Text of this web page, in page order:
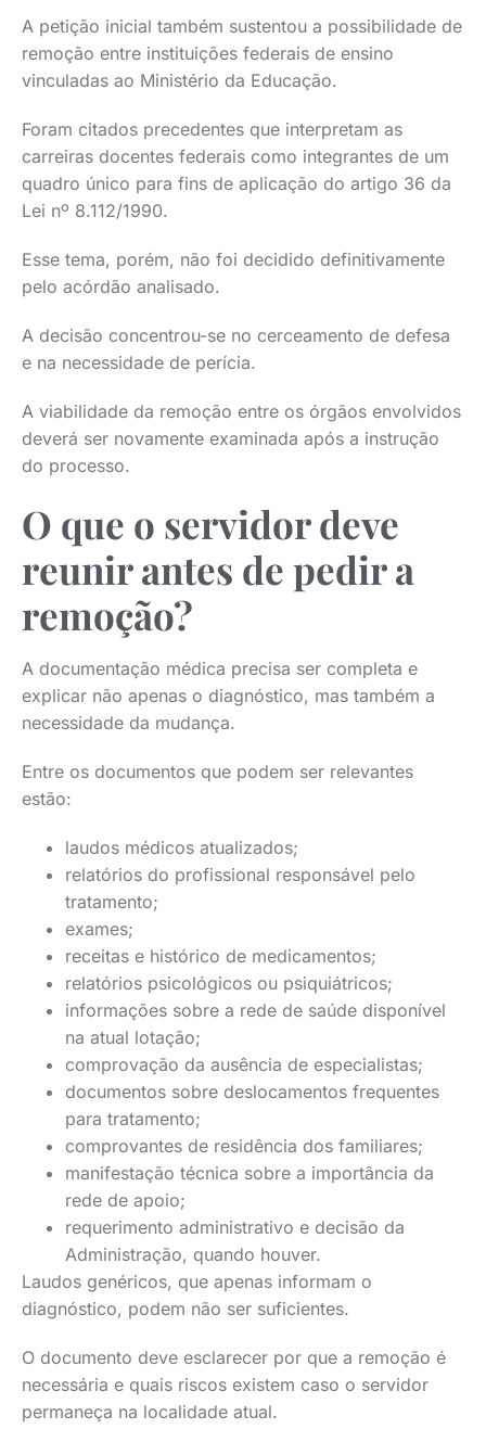
A petição inicial também sustentou a possibilidade de
remoção entre instituições federais de ensino
vinculadas ao Ministério da Educação.
Foram citados precedentes que interpretam as
carreiras docentes federais como integrantes de um
quadro único para fins de aplicação do artigo 36 da
Lei nº 8.112/1990.
Esse tema, porém, não foi decidido definitivamente
pelo acórdão analisado.
A decisão concentrou-se no cerceamento de defesa
e na necessidade de perícia.
A viabilidade da remoção entre os órgãos envolvidos
deverá ser novamente examinada após a instrução
do processo.
O que o servidor deve
reunir antes de pedir a
remoção?
A documentação médica precisa ser completa e
explicar não apenas o diagnóstico, mas também a
necessidade da mudança.
Entre os documentos que podem ser relevantes
estão:
laudos médicos atualizados;
relatórios do profissional responsável pelo
tratamento;
exames;
receitas e histórico de medicamentos;
relatórios psicológicos ou psiquiátricos;
informações sobre a rede de saúde disponível
na atual lotação;
comprovação da ausência de especialistas;
documentos sobre deslocamentos frequentes
para tratamento;
comprovantes de residência dos familiares;
manifestação técnica sobre a importância da
rede de apoio;
requerimento administrativo e decisão da
Administração, quando houver.
Laudos genéricos, que apenas informam o
diagnóstico, podem não ser suficientes.
O documento deve esclarecer por que a remoção é
necessária e quais riscos existem caso o servidor
permaneça na localidade atual.